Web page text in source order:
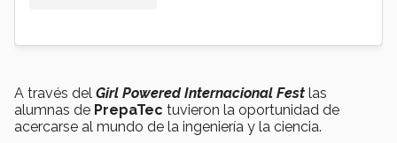
A través del Girl Powered Internacional Fest las
alumnas de PrepaTec tuvieron la oportunidad de
acercarse al mundo de la ingeniería y la ciencia.